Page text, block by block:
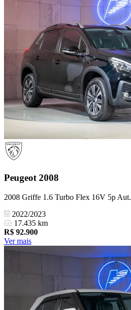
Peugeot 2008
2008 Griffe 1.6 Turbo Flex 16V 5p Aut.
2022/2023
17.435 km
R$ 92.900
Ver mais